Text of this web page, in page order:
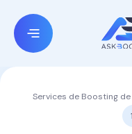
Services de Boosting de